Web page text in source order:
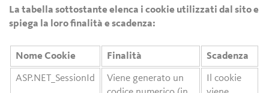
La tabella sottostante elenca i cookie utilizzati dal sito e
spiega la loro finalità e scadenza:
Nome Cookie Finalità Scadenza
ASP.NET_SessionId
Viene generato un
Il cookie